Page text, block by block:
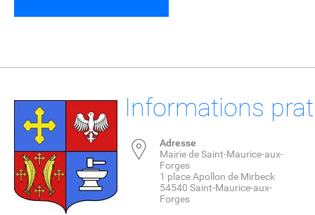
Informations
Adresse
Mairie de Saint-Maurice-aux-
Forges
1 place Apollon de Mirbeck
54540 Saint-Maurice-aux-
Forges